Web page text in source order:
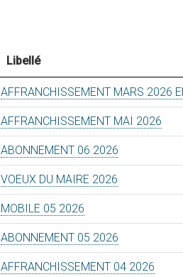
Libellé
AFFRANCHISSEMENT MARS 2026
AFFRANCHISSEMENT MAI 2026
ABONNEMENT 06 2026
VOEUX DU MAIRE 2026
MOBILE 05 2026
ABONNEMENT 05 2026
AFFRANCHISSEMENT 04 2026